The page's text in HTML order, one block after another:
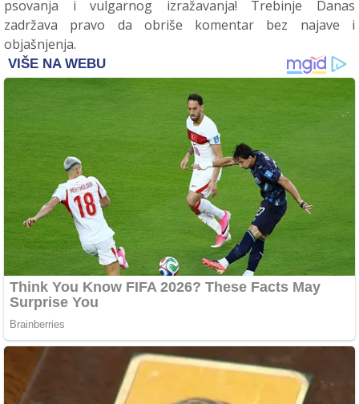
psovanja i vulgarnog izražavanja! Trebinje Danas
zadržava pravo da obriše komentar bez najave i
objašnjenja.